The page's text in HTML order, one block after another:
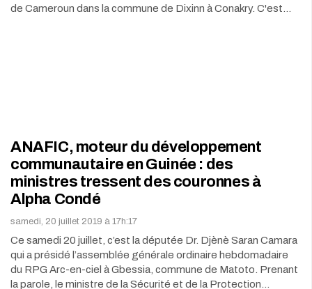
de Cameroun dans la commune de Dixinn à Conakry. C'est…
ANAFIC, moteur du développement
communautaire en Guinée : des
ministres tressent des couronnes à
Alpha Condé
samedi, 20 juillet 2019 à 17h:17
Ce samedi 20 juillet, c’est la députée Dr. Djènè Saran Camara
qui a présidé l’assemblée générale ordinaire hebdomadaire
du RPG Arc-en-ciel à Gbessia, commune de Matoto. Prenant
la parole, le ministre de la Sécurité et de la Protection…